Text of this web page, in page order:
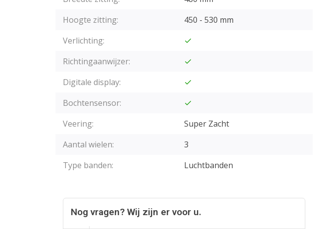
Hoogte zitting:
450 - 530 mm
Verlichting:
Richtingaanwijzer:
Digitale display:
Bochtensensor:
Veering:
Super Zacht
Aantal wielen:
3
Type banden:
Luchtbanden
Nog vragen? Wij zijn er voor u.